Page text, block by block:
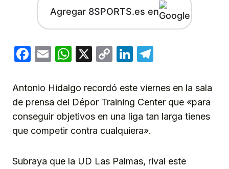
Agregar 8SPORTS.es en
Facebook
EmailWhatsApp
X
CopyLinkedIn
Antonio Hidalgo recordó este viernes en la sala
de prensa del Dépor Training Center que «para
conseguir objetivos en una liga tan larga tienes
que competir contra cualquiera».
Subraya que la UD Las Palmas, rival este